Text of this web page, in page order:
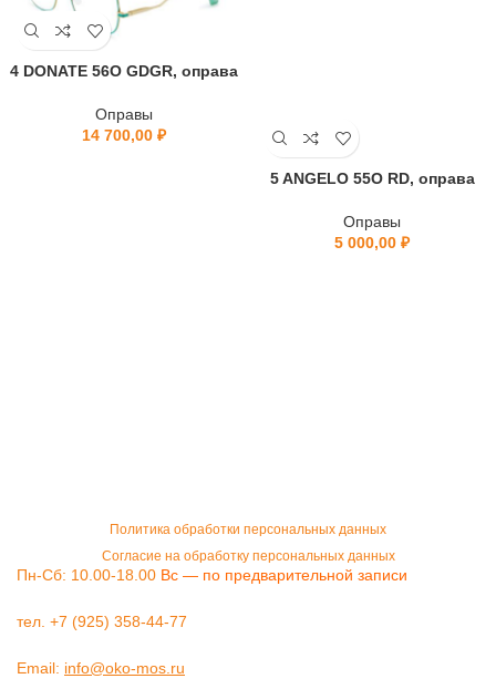
4 DONATE 56O GDGR, оправа
Оправы
14 700,00 ₽
5 ANGELO 55O RD, оправа
Оправы
5 000,00 ₽
Политика обработки персональных данных
Согласие на обработку персональных данных
Пн-Сб: 10.00-18.00 Вс — по предварительной записи
тел. +7 (925) 358-44-77
Email: info@oko-mos.ru